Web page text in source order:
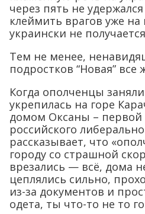
через пять не
клеймить врагов уже на
украински не
Тем не менее,
подростков “Новая” все
Когда ополченцы
укрепилась на горе
домом Оксаны – первой
российского
рассказывает, что
городу со страшной
врезались — всё, дома
цеплялись сильно,
из-за документов и
одета, ты что-то не то